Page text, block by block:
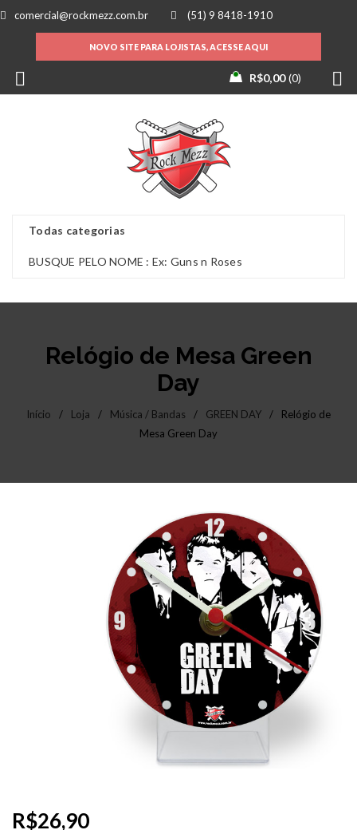
comercial@rockmezz.com.br (51) 9 8418-1910
NOVO SITE PARA LOJISTAS, ACESSE AQUI
R$0,00 0
Relógio de Mesa Green
Day
Início / Loja / Música / Bandas / GREEN DAY /
Relógio de
Mesa Green Day
R$26,90